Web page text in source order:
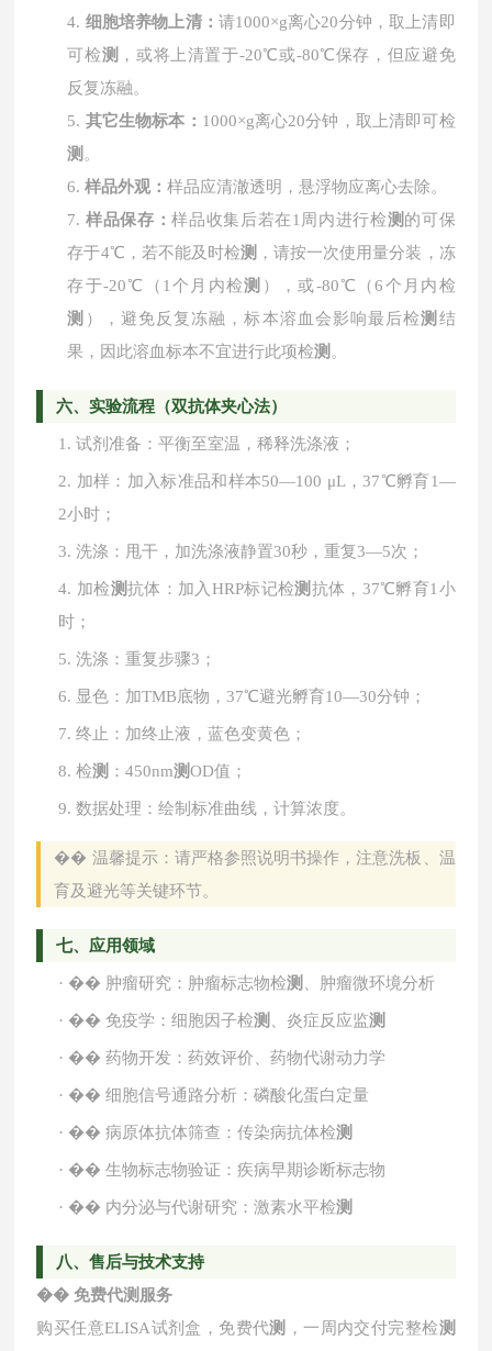
4. 细胞培养物上清： 请1000×g离心20分钟，取上清即
可检测
，或将上清置于-20℃或-80℃保存，但应避免
反复冻融。
5. 其它生物标本： 1000×g离心20分钟，取上清即可检
测 。
6.样品外观：样品应清澈透明，悬浮物应离心去除。
7.样品保存：样品收集后若在1周内进行检测 的可保
存于4℃，若不能及时检测
，请按一次使用量分装，冻
存于-20℃（1个月内检测 ），或-80℃（6个月内检
测 ），避免反复冻融，标本溶血会影响最后检测 结
果，因此溶血标本不宜进行此项检测 。
六、实验流程（双抗体夹心法）
1.试剂准备：平衡至室温，稀释洗涤液；
2. 加样：加入标准品和样本50—100 μL，37℃孵育1—
2小时；
3.洗涤：甩干，加洗涤液静置30秒，重复3—5次；
4. 加检测抗体：加入 HRP标记检测 抗体，37℃孵育1小
时；
5.洗涤：重复步骤3；
6. 显色：加TMB底物，37℃避光孵育10—30分钟；
7.终止：加终止液，蓝色变黄色；
8.检测 ：450nm测OD值；
9.数据处理：绘制标准曲线，计算浓度。
�� 温馨提示：请严格参照说明书操作，注意洗板、温
育及避光等关键环节。
七、应用领域
· �� 肿瘤研究：肿瘤标志物检测 、肿瘤微环境分析
· �� 免疫学：细胞因子检测 、炎症反应监测
· �� 药物开发：药效评价、药物代谢动力学
· �� 细胞信号通路分析：磷酸化蛋白定量
· �� 病原体抗体筛查：传染病抗体检测
· �� 生物标志物验证：疾病早期诊断标志物
· �� 内分泌与代谢研究：激素水平检测
八、售后与技术支持
�� 免费代测 服务
购买任意ELISA试剂盒，免费代测 ，一周内交付完整检测